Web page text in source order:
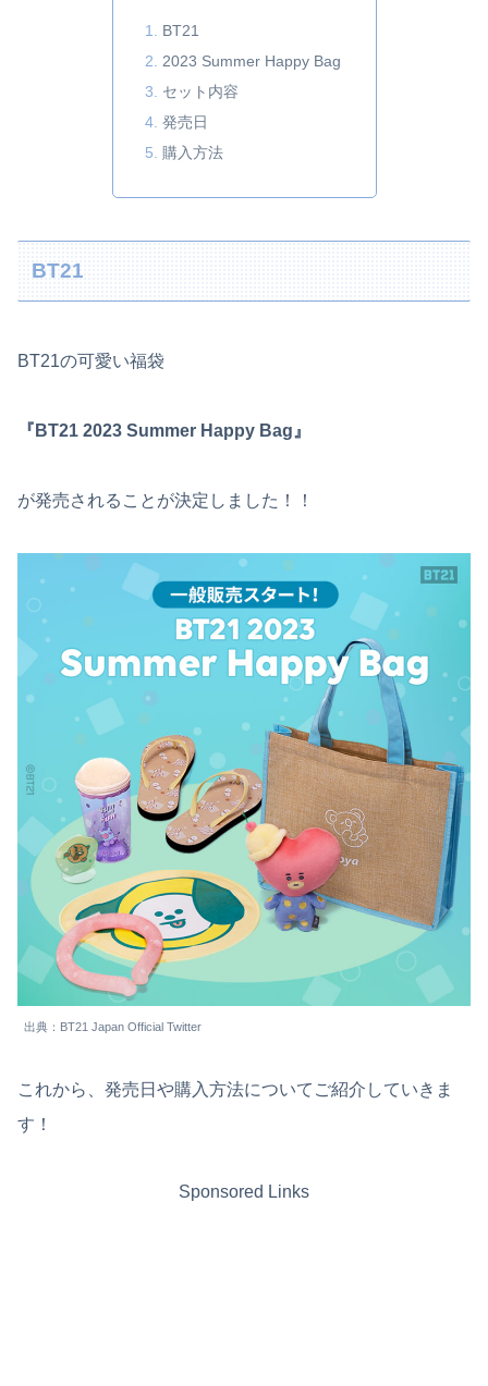
BT21
2023 Summer Happy Bag
セット内容
発売日
購入方法
BT21
BT21の可愛い福袋
『BT21 2023 Summer Happy Bag』
が発売されることが決定しました！！
出典：BT21 Japan Official Twitter
これから、発売日や購入方法についてご紹介していきま
す！
Sponsored Links